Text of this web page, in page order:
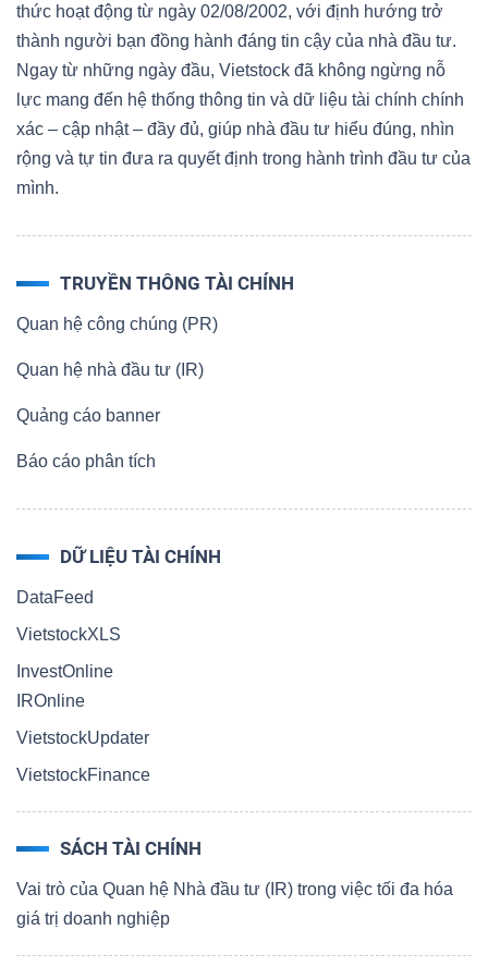
thức hoạt động từ ngày 02/08/2002, với định hướng trở
thành người bạn đồng hành đáng tin cậy của nhà đầu tư.
Ngay từ những ngày đầu, Vietstock đã không ngừng nỗ
lực mang đến hệ thống thông tin và dữ liệu tài chính chính
xác – cập nhật – đầy đủ, giúp nhà đầu tư hiểu đúng, nhìn
rộng và tự tin đưa ra quyết định trong hành trình đầu tư của
mình.
TRUYỀN THÔNG TÀI CHÍNH
Quan hệ công chúng (PR)
Quan hệ nhà đầu tư (IR)
Quảng cáo banner
Báo cáo phân tích
DỮ LIỆU TÀI CHÍNH
DataFeed
VietstockXLS
InvestOnline
IROnline
VietstockUpdater
VietstockFinance
SÁCH TÀI CHÍNH
Vai trò của Quan hệ Nhà đầu tư (IR) trong việc tối đa hóa
giá trị doanh nghiệp